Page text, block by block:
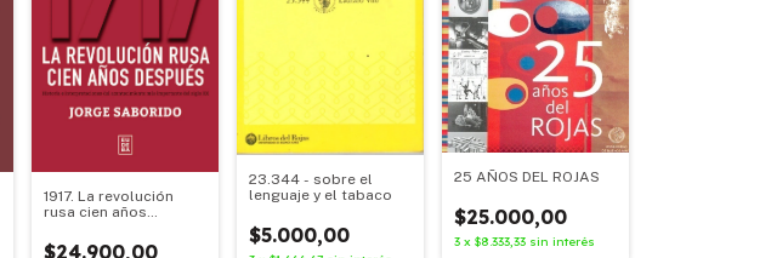
1917. La revolución
rusa cien años
$24.900,00
23.344 - sobre el
lenguaje y el tabaco
$5.000,00
25 AÑOS DEL ROJAS
$25.000,00
3 x $8.333,33 sin interés